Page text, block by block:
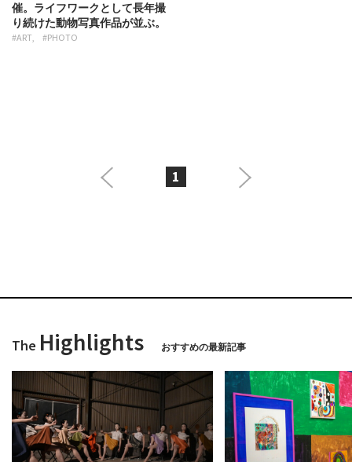
催。ライフワークとして長年撮
り続けた動物写真作品が並ぶ。
#ART #PHOTO
1
The Highlights おすすめの最新記事